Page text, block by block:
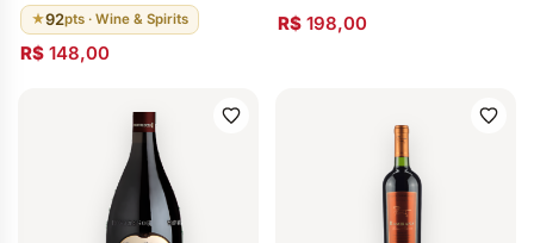
★92pts · Wine & Spirits
R$ 148,00
R$ 198,00